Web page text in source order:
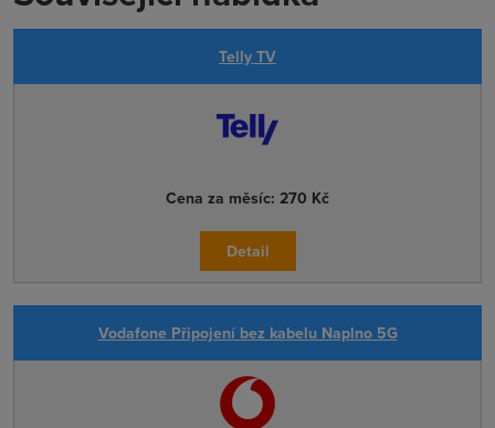
Telly TV
Cena za měsíc: 270 Kč
Detail
Vodafone Připojení bez kabelu Naplno 5G